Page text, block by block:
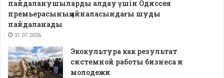
пайдаланушыларды алдау үшін Одиссея
премьерасының айналасындағы шуды
пайдаланады
31.07.2026
Экокультура как результат
системной работы бизнеса и
молодежи